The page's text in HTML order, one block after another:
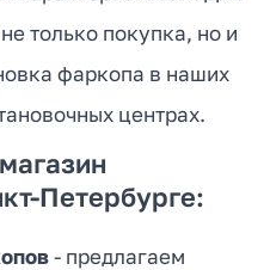
только покупка, но и
фаркопа в наших
центрах.
Петербурге:
- предлагаем